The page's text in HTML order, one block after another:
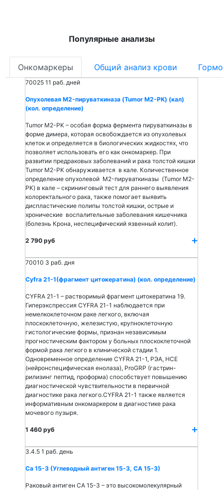
Популярные анализы
Онкомаркеры Общий анализ крови
70025 11 раб. дней
Опухолевая M2-пируваткиназа (Tumor M2-PK) (кал)
(кол. определение)
Tumor M2-PK – особая форма фермента пируваткиназы в
форме димера, которая освобождается из опухолевых
клеток и определяется в биологических жидкостях, что
позволяет использовать его как онкомаркер. При
развитии предраковых заболеваний и рака толстой кишки
Tumor M2-PK обнаруживается в кале. Количественное
определение опухолевой M2-пируваткиназы (Tumor M2-
PK) в кале – скрининговый тест для раннего выявления
колоректального рака, также помогает выявить
диспластические полипы толстой кишки, острые и
хронические воспалительные заболевания кишечника
(болезнь Крона, неспецифический язвенный колит).
2 790 руб
70010 3 раб. дня
Cyfra 21-1(фрагмент цитокератина) (кол. определение)
CYFRA 21-1 – растворимый фрагмент цитокератина 19.
Гиперэкспрессия CYFRA 21-1 наблюдается при
немелкоклеточном раке легкого, включая
плоскоклеточную, железистую, крупноклеточную
гистологические формы, признан независимым
прогностическим фактором у больных плоскоклеточной
формой рака легкого в клинической стадии 1.
Одновременное определение CYFRA 21-1, РЭА, НСЕ
(нейронспецифическая енолаза), ProGRP (гастрин-
рилизинг пептид, проформа) способствует повышению
диагностической чувствительности в первичной
диагностике рака легкого.CYFRA 21-1 также является
информативным онкомаркером в диагностике рака
мочевого пузыря.
1 460 руб
3.4.5 1 раб. день
Са 15-3 (Углеводный антиген 15-3, СА 15-3)
Раковый антиген СА 15-3 – это высокомолекулярный